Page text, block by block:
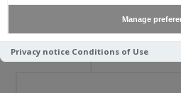
Manage
Privacy notice Conditions of Use
NOUVEAU